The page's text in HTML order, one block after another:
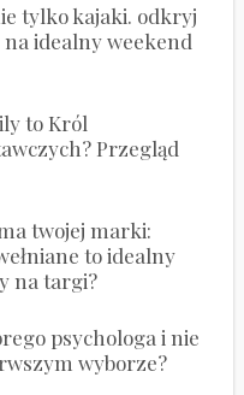
tylko kajaki. odkryj
idealny weekend
to Król
Przegląd
twojej marki:
to idealny
na targi?
psychologa i nie
wyborze?